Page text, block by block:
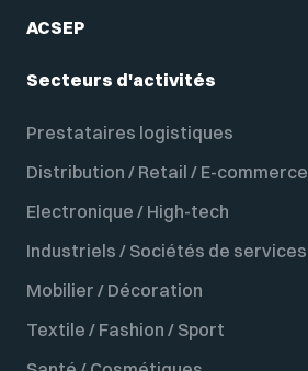
ACSEP
Secteurs d'activités
Prestataires logistiques
Distribution / Retail / E-commerce
Electronique / High-tech
Industriels / Sociétés de services
Mobilier / Décoration
Textile / Fashion / Sport